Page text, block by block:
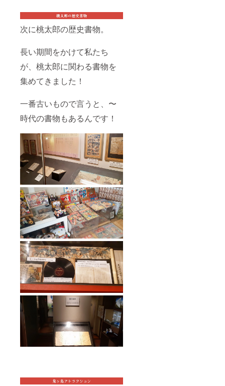
次に桃太郎の歴史書物。
長い期間をかけて私たち
が、桃太郎に関わる書物を
集めてきました！
一番古いもので言うと、〜
時代の書物もあるんです！